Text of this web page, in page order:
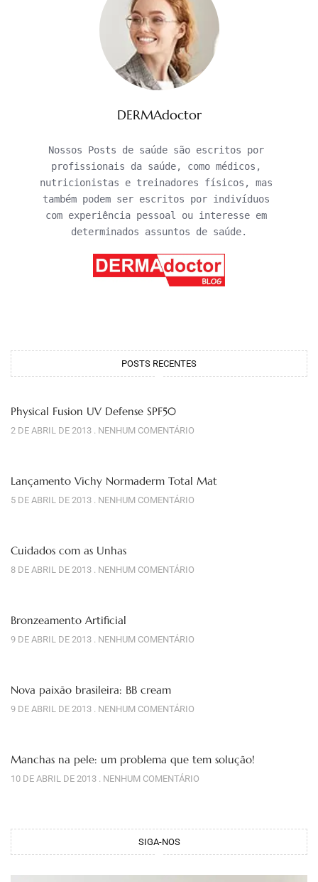
DERMAdoctor
Nossos Posts de saúde são escritos por
profissionais da saúde, como médicos,
nutricionistas e treinadores físicos, mas
também podem ser escritos por indivíduos
com experiência pessoal ou interesse em
determinados assuntos de saúde.
POSTS RECENTES
Physical Fusion UV Defense SPF50
2 DE ABRIL DE 2013 NENHUM COMENTÁRIO
Lançamento Vichy Normaderm Total Mat
5 DE ABRIL DE 2013 NENHUM COMENTÁRIO
Cuidados com as Unhas
8 DE ABRIL DE 2013 NENHUM COMENTÁRIO
Bronzeamento Artificial
9 DE ABRIL DE 2013 NENHUM COMENTÁRIO
Nova paixão brasileira: BB cream
9 DE ABRIL DE 2013 NENHUM COMENTÁRIO
Manchas na pele: um problema que tem solução!
10 DE ABRIL DE 2013 NENHUM COMENTÁRIO
SIGA-NOS